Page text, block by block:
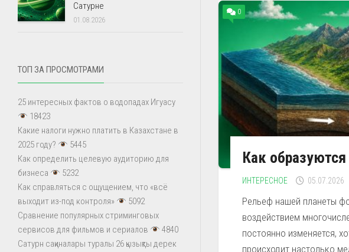
0
Как
ИНТЕРЕСНОЕ 05.07.2026
Рельеф нашей планеты
воздействием
постоянно изменяется,
происходит настолько
Сатурне
01.08.2026
ТОП ЗА ПРОСМОТРАМИ
25 интересных фактов о водопадах Игуасу
18423
Какие налоги нужно платить в Казахстане в
2025 году?
5445
Как определить целевую аудиторию для
бизнеса
5232
Как справляться с ощущением, что «всё
выходит из-под контроля»
5092
Сравнение популярных стриминговых
сервисов для фильмов и сериалов
4840
Сатурн сақиналары туралы 26 қызықты дерек